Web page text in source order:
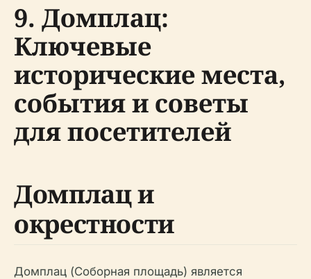
9. Домплац:
Ключевые
исторические места,
события и советы
для посетителей
Домплац и
окрестности
Домплац (Соборная площадь) является